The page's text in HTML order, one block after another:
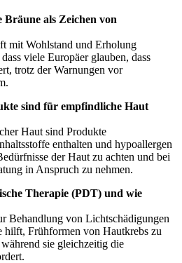
Bräune als Zeichen von
mit Wohlstand und Erholung
viele Europäer glauben, dass
trotz der Warnungen vor
sind für empfindliche Haut
Haut sind Produkte
enthalten und hypoallergen
der Haut zu achten und bei
in Anspruch zu nehmen.
Therapie (PDT) und wie
Behandlung von Lichtschädigungen
hilft, Frühformen von Hautkrebs zu
sie gleichzeitig die